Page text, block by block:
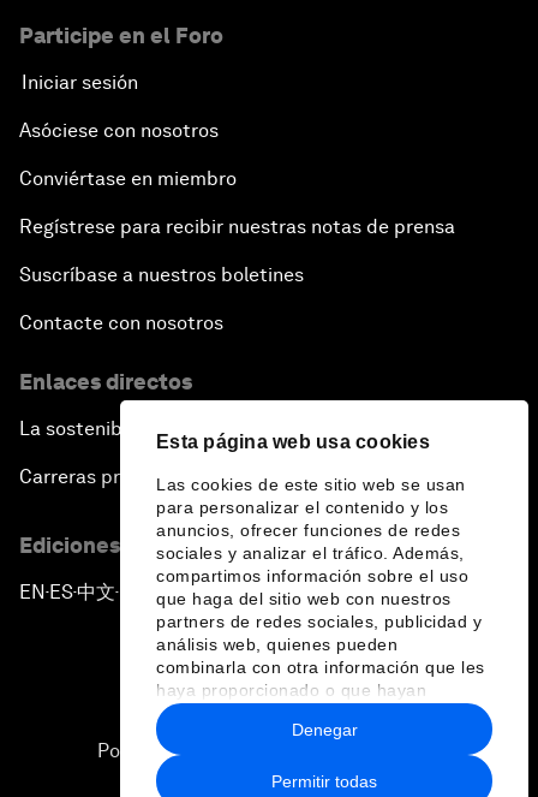
Esta página web usa cookies
Las cookies de este sitio web se usan
para personalizar el contenido y los
anuncios, ofrecer funciones de redes
sociales y analizar el tráfico. Además,
compartimos información sobre el uso
que haga del sitio web con nuestros
partners de redes sociales, publicidad y
análisis web, quienes pueden
combinarla con otra información que les
haya proporcionado o que hayan
recopilado a partir del uso que haya
hecho de sus servicios.
Permitir todas
Denegar
Participe en el Foro
Iniciar sesión
Asóciese con nosotros
Conviértase en miembro
Regístrese para recibir nuestras notas de prensa
Suscríbase a nuestros boletines
Contacte con nosotros
Enlaces directos
La sostenibilidad en el Foro
Carreras profesionales
Ediciones en otros idiomas
EN ▪ES▪中文▪ 日本語
Política de privacidad y normas de uso